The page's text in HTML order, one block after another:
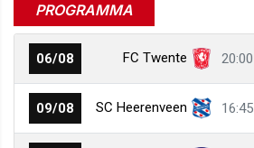
PROGRAMMA
06/08 FC Twente 20:00
09/08 SC Heerenveen 16:45